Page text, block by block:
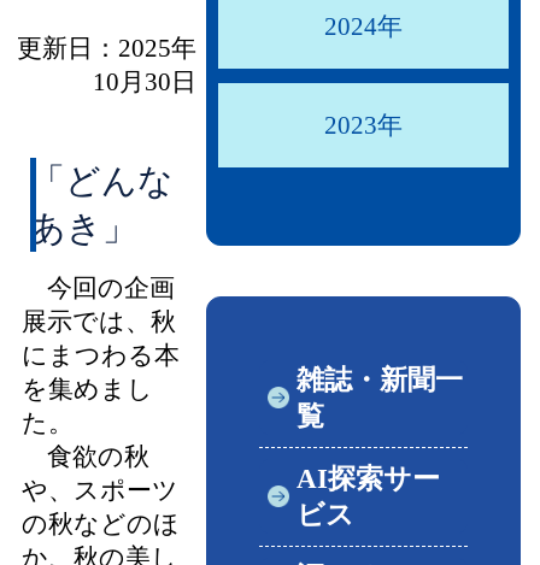
更新日：2025年
10月30日
「どんな
あき」
今回の企画
展示では、秋
にまつわる本
を集めまし
た。
食欲の秋
や、スポーツ
の秋などのほ
か、秋の美し
2024年
2023年
雑誌・新聞一
覧
AI探索サー
ビス